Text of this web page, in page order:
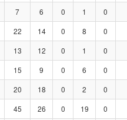
7 6 0 1 0
22 14 0 8 0
13 12 0 1 0
15 9 0 6 0
20 18 0 2 0
45 26 0 19 0